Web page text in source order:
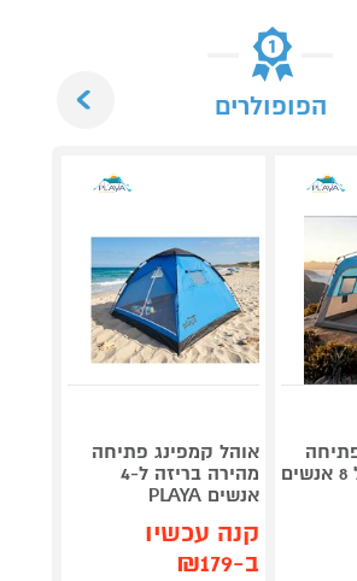
הפופולרים
מהירה אטלס ל 8 אנשים
אוהל קמפינג פתיחה
מהירה בריזה ל-4
אנשים PLAYA
קנה עכשיו
ב-₪179